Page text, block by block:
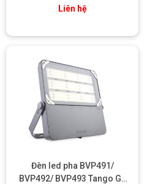
Liên hệ
Đèn led pha BVP491/
BVP492/ BVP493 Tango G4